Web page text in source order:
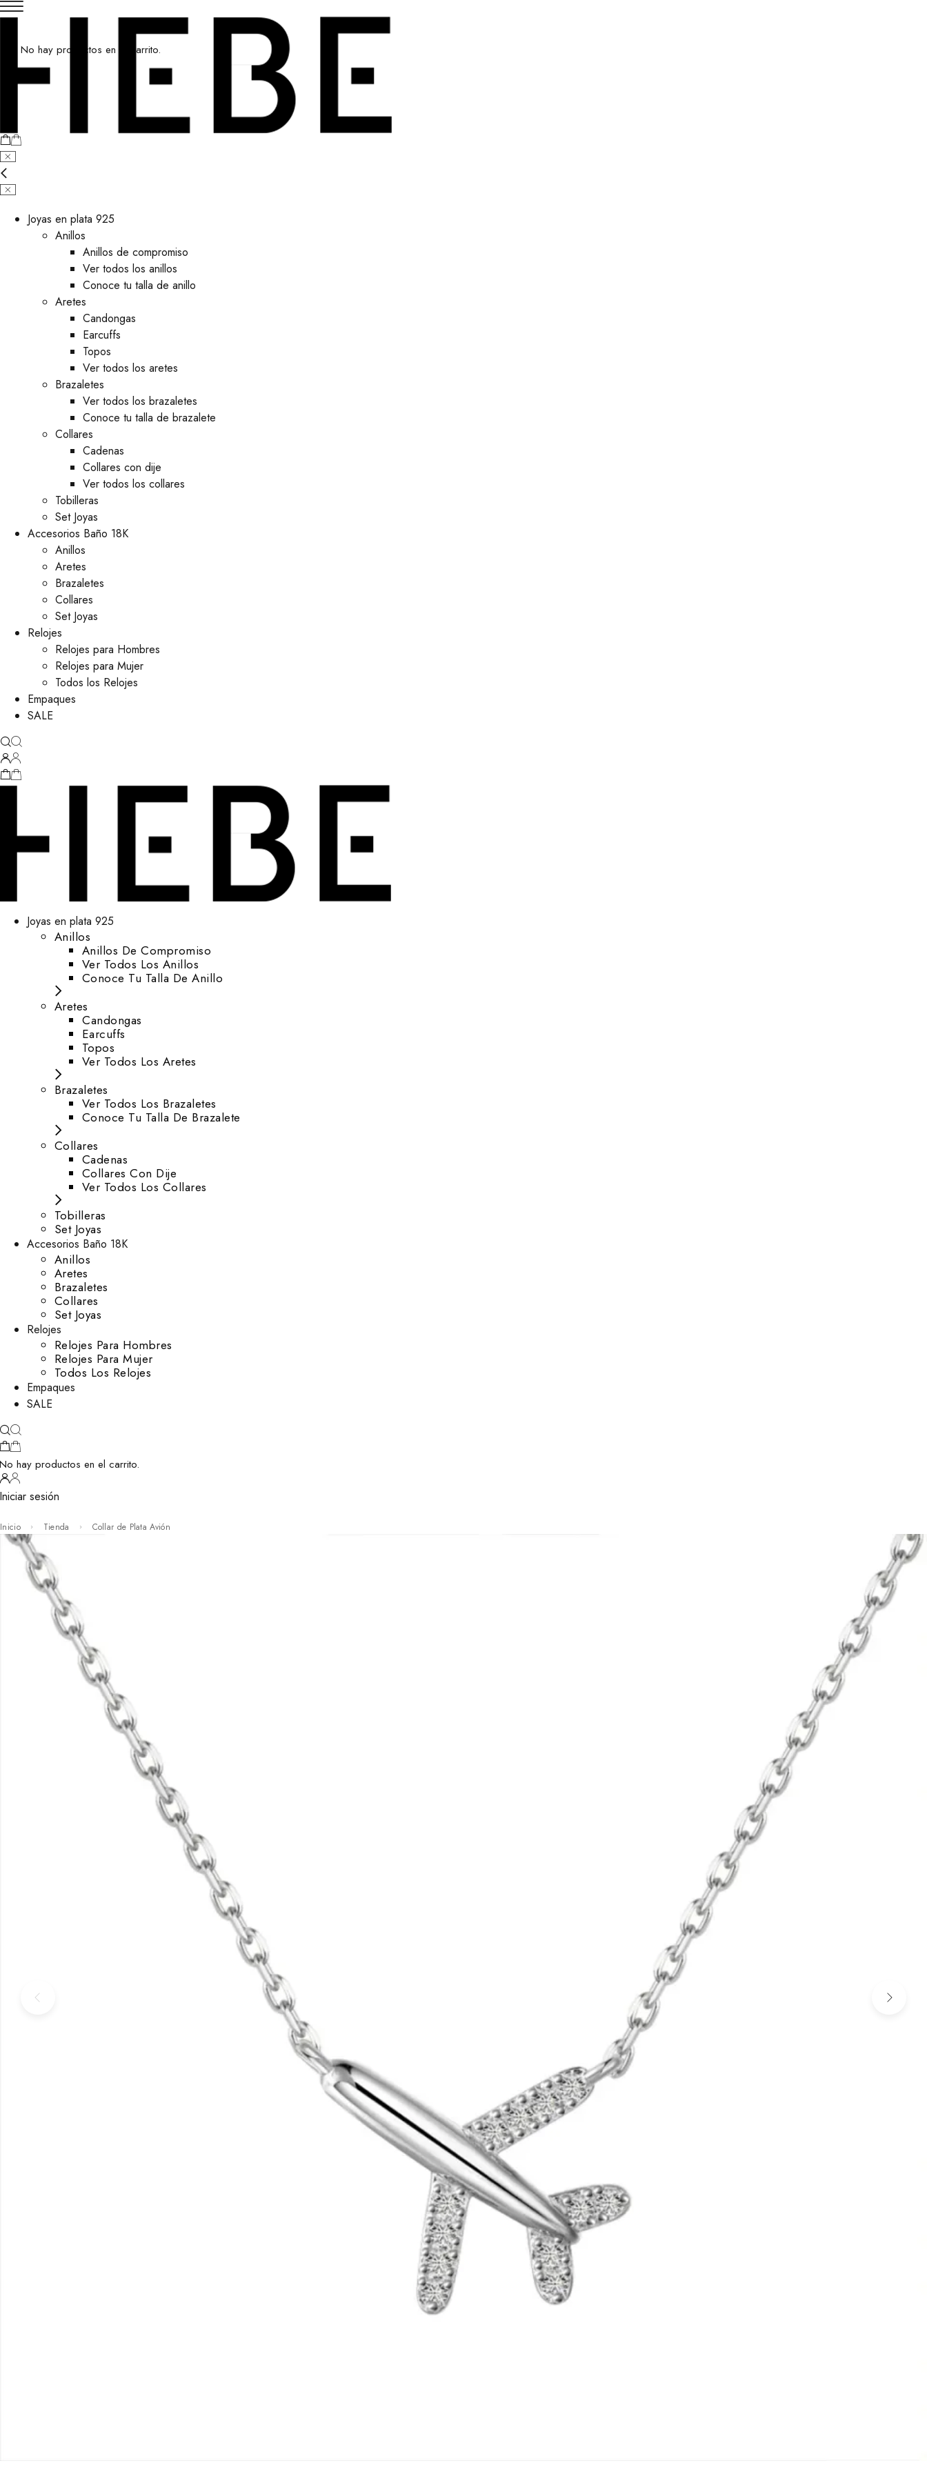
No hay productos en el carrito.
Joyas en plata 925
Anillos
Anillos de compromiso
Ver todos los anillos
Conoce tu talla de anillo
Aretes
⁠Candongas
Earcuffs
Topos
Ver todos los aretes
Brazaletes
Ver todos los brazaletes
Conoce tu talla de brazalete
Collares
Cadenas
Collares con dije
Ver todos los collares
Tobilleras
Set Joyas
Accesorios Baño 18K
Anillos
Aretes
Brazaletes
Collares
Set Joyas
Relojes
Relojes para Hombres
Relojes para Mujer
Todos los Relojes
Empaques
SALE
Joyas en plata 925
Anillos
Anillos De Compromiso
Ver Todos Los Anillos
Conoce Tu Talla De Anillo
Aretes
⁠Candongas
Earcuffs
Topos
Ver Todos Los Aretes
Brazaletes
Ver Todos Los Brazaletes
Conoce Tu Talla De Brazalete
Collares
Cadenas
Collares Con Dije
Ver Todos Los Collares
Tobilleras
Set Joyas
Accesorios Baño 18K
Anillos
Aretes
Brazaletes
Collares
Set Joyas
Relojes
Relojes Para Hombres
Relojes Para Mujer
Todos Los Relojes
Empaques
SALE
hay productos en el carrito.
sesión
Inicio Tienda Collar de Plata Avión